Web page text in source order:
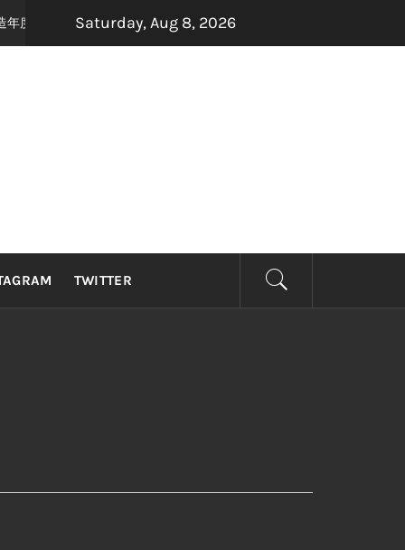
怀旧音乐盛宴，8月22日，约定你一起唱响青春！
Saturday, Aug 8, 2026
TWITTER